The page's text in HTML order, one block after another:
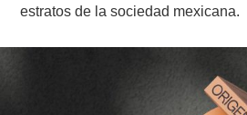
estratos de la sociedad mexicana.